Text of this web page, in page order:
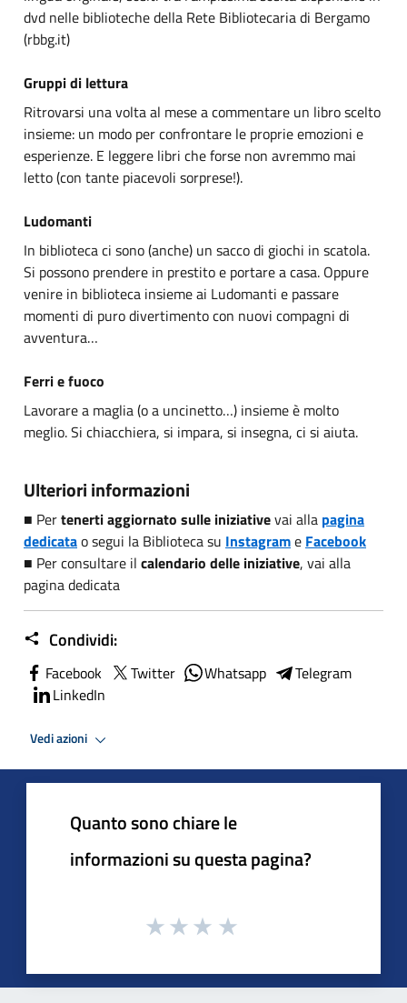
dvd nelle biblioteche della Rete Bibliotecaria di Bergamo
(rbbg.it)
Gruppi di lettura
Ritrovarsi una volta al mese a commentare un libro scelto
insieme: un modo per confrontare le proprie emozioni e
esperienze. E leggere libri che forse non avremmo mai
letto (con tante piacevoli sorprese!).
Ludomanti
In biblioteca ci sono (anche) un sacco di giochi in scatola.
Si possono prendere in prestito e portare a casa. Oppure
venire in biblioteca insieme ai Ludomanti e passare
momenti di puro divertimento con nuovi compagni di
avventura…
Ferri e fuoco
Lavorare a maglia (o a uncinetto…) insieme è molto
meglio. Si chiacchiera, si impara, si insegna, ci si aiuta.
Ulteriori informazioni
■ Pertenerti aggiornato sulle iniziativevai alla pagina
dedicatao segui la Biblioteca su Instagrame Facebook
■ Per consultare il calendario delle iniziative, vai alla
pagina dedicata
Condividi:
Facebook Twitter Whatsapp
Telegram
LinkedIn
Vedi azioni
Quanto sono chiare le
informazioni su questa pagina?